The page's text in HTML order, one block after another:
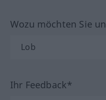
Wozu möchten Sie
Ihr Feedback*